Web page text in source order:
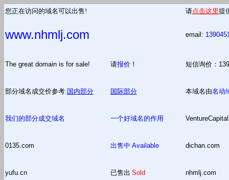
您正在访问的域名可以出售! 请点击这里提
www.nhmlj.com email:
The great domain is for sale! 请报价 ！ 短信询价：
部分域名成交价参考: 国内部分 国际部分 本域名由名动
我们的部分成交域名 一个好域名的作用
0135.com 出售中 Available dichan.com
yufu.cn 已售出 Sold nhmlj.com